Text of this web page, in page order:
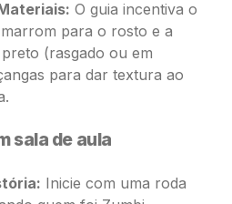
O guia incentiva o
para o rosto e a
(rasgado ou em
para dar textura ao
sala de aula
Inicie com uma roda